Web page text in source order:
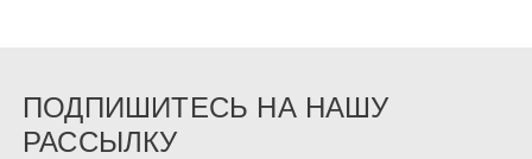
ПОДПИШИТЕСЬ НА НАШУ
РАССЫЛКУ